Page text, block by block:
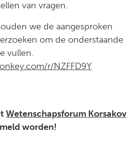
van vragen.
we de aangesproken
om de onderstaande
vullen.
r/NZFFD9Y
Wetenschapsforum Korsakov
worden!